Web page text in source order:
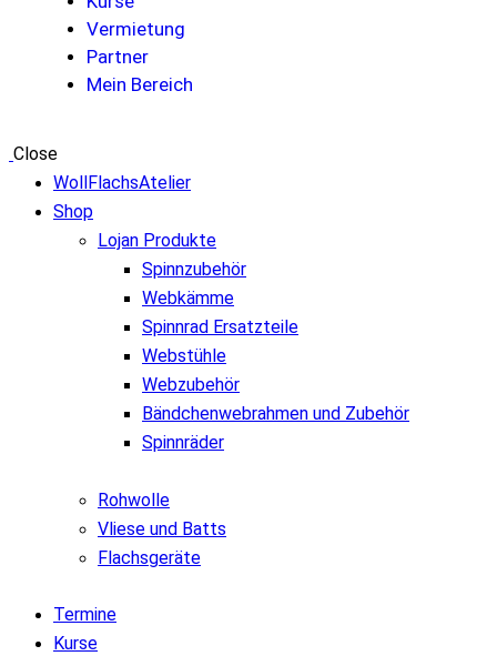
Vermietung
Partner
Mein Bereich
Close
WollFlachsAtelier
Shop
Lojan Produkte
Spinnzubehör
Webkämme
Spinnrad Ersatzteile
Webstühle
Webzubehör
Bändchenwebrahmen und Zubehör
Spinnräder
Rohwolle
Vliese und Batts
Flachsgeräte
Termine
Kurse